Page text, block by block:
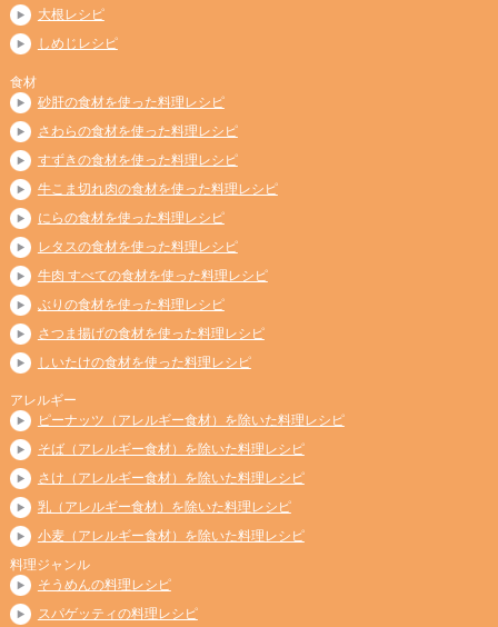
大根レシピ
しめじレシピ
食材
砂肝の食材を使った料理レシピ
さわらの食材を使った料理レシピ
すずきの食材を使った料理レシピ
牛こま切れ肉の食材を使った料理レシピ
にらの食材を使った料理レシピ
レタスの食材を使った料理レシピ
牛肉 すべての食材を使った料理レシピ
ぶりの食材を使った料理レシピ
さつま揚げの食材を使った料理レシピ
しいたけの食材を使った料理レシピ
アレルギー
ピーナッツ（アレルギー食材）を除いた料理レシピ
そば（アレルギー食材）を除いた料理レシピ
さけ（アレルギー食材）を除いた料理レシピ
乳（アレルギー食材）を除いた料理レシピ
小麦（アレルギー食材）を除いた料理レシピ
料理ジャンル
そうめんの料理レシピ
スパゲッティの料理レシピ